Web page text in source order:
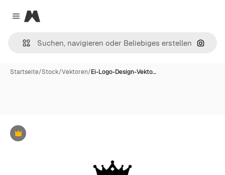
Close menu
Magnific
Nach
Startseite/Stock/Vektoren/Ei-Logo-Design-Vekto…
Premium